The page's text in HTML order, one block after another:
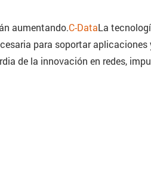
aumentando.C-DataLa
para soportar aplicaciones
de la innovación en redes,